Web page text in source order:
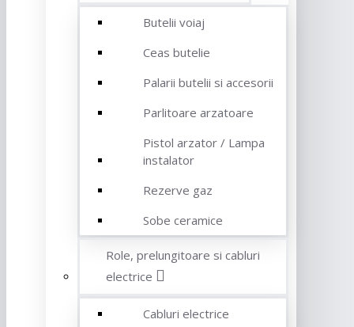
Butelii voiaj
Ceas butelie
Palarii butelii si accesorii
Parlitoare arzatoare
Pistol arzator / Lampa
instalator
Rezerve gaz
Sobe ceramice
Role, prelungitoare si cabluri
electrice
Cabluri electrice